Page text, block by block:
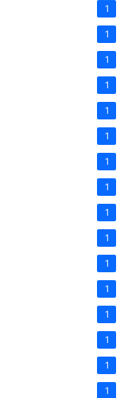
1
1
1
1
1
1
1
1
1
1
1
1
1
1
1
1